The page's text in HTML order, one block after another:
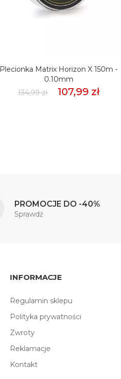
Plecionka Matrix Horizon X 150m -
0.10mm
134,99 zł
107,99 zł
PROMOCJE DO -40%
Sprawdź
INFORMACJE
Regulamin sklepu
Polityka prywatności
Zwroty
Reklamacje
Kontakt